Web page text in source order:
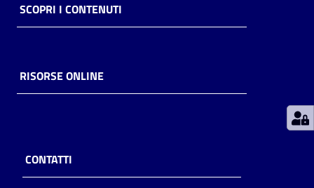
Archivio
Decentrate
lettura
SCOPRI I CONTENUTI
RISORSE ONLINE
CONTATTI